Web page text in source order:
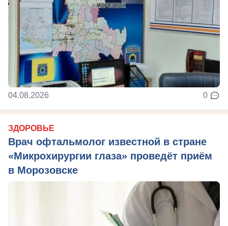
04.08.2026 0
ЗДОРОВЬЕ
Врач офтальмолог известной в стране
«Микрохирургии глаза» проведёт приём
в Морозовске